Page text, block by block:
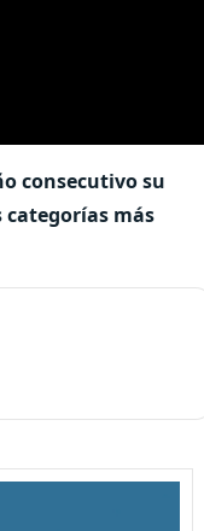
consecutivo su
categorías más